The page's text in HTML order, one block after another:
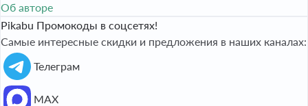
Об авторе
Pikabu Промокоды в соцсетях!
Самые интересные скидки и предложения в наших каналах:
Телеграм
МАХ